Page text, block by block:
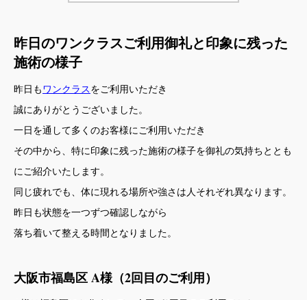
昨日のワンクラスご利用御礼と印象に残った
施術の様子
昨日もワンクラスをご利用いただき
誠にありがとうございました。
一日を通して多くのお客様にご利用いただき
その中から、特に印象に残った施術の様子を御礼の気持ちととも
にご紹介いたします。
同じ疲れでも、体に現れる場所や強さは人それぞれ異なります。
昨日も状態を一つずつ確認しながら
落ち着いて整える時間となりました。
大阪市福島区 A様（2回目のご利用）